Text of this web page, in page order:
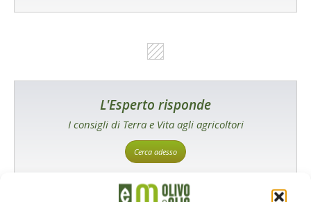
L'Esperto risponde
I consigli di Terra e Vita agli agricoltori
Cerca adesso